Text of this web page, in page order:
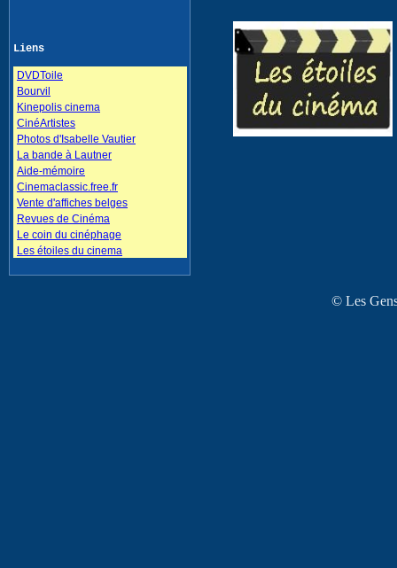
Liens
DVDToile
Bourvil
Kinepolis cinema
CinéArtistes
Photos d'Isabelle Vautier
La bande à Lautner
Aide-mémoire
Cinemaclassic.free.fr
Vente d'affiches belges
Revues de Cinéma
Le coin du cinéphage
Les étoiles du cinema
© Les